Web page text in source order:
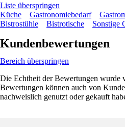
Liste überspringen
Küche
Gastronomiebedarf
Bistrostühle
Bistrotische Sonstige
Kundenbewertungen
Bereich überspringen
Die Echtheit der Bewertungen wurde
Bewertungen können auch von
nachweislich genutzt oder gekauft